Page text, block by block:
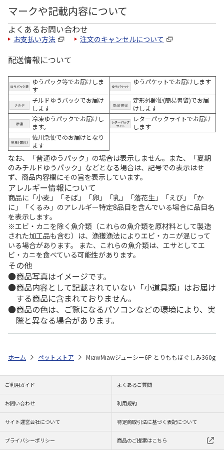
マークや記載内容について
よくあるお問い合わせ
お支払い方法 注文のキャンセルについて
配送情報について
ゆうパック等でお届けしま
す
ゆうパケットでお届けします
チルドゆうパックでお届け
します
定形外郵便(簡易書留)でお届
けします
冷凍ゆうパックでお届けし
ます。
レターパックライトでお届け
します
佐川急便でのお届けとなり
ます
なお、「普通ゆうパック」の場合は表示しません。また、「夏期
のみチルドゆうパック」などとなる場合は、記号での表示はせ
ず、商品内容欄にその旨を表示しています。
アレルギー情報について
商品に「小麦」「そば」「卵」「乳」「落花生」「えび」「か
に」「くるみ」のアレルギー特定8品目を含んでいる場合に品目名
を表示します。
※エビ・カニを除く魚介類（これらの魚介類を原材料として製造
された加工品も含む）は、漁獲漁法によりエビ・カニが混じって
いる場合があります。 また、これらの魚介類は、エサとしてエ
ビ・カニを食べている可能性があります。
その他
商品写真はイメージです。
商品内容として記載されていない「小道具類」はお届け
する商品に含まれておりません。
商品の色は、ご覧になるパソコンなどの環境により、実
際と異なる場合があります。
ホーム ペットストア MiawMiawジューシー6P とりももほぐしみ360g
ご利用ガイド よくあるご質問
お問い合わせ 利用規約
サイト運営会社について 特定商取引法に基づく表記について
プライバシーポリシー 商品のご提案はこちら